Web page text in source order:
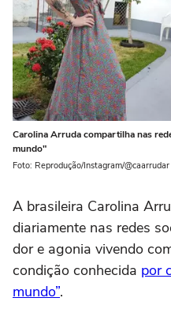
Carolina Arruda compartilha nas
mundo"
Foto: Reprodução/Instagram/@caarrudar
A brasileira Carolina
diariamente nas redes
dor e agonia vivendo
condição conhecida por
mundo”.